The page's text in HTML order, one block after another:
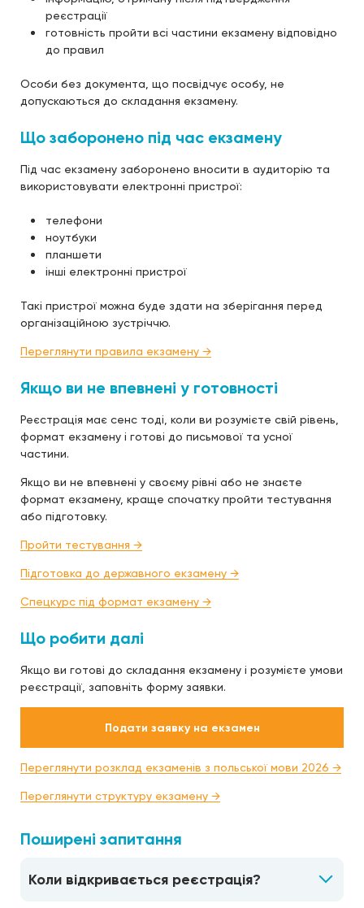
реєстрації
готовність пройти всі частини екзамену відповідно
до правил
Особи без документа, що посвідчує особу, не
допускаються до складання екзамену.
Що заборонено під час екзамену
Під час екзамену заборонено вносити в аудиторію та
використовувати електронні пристрої:
телефони
ноутбуки
планшети
інші електронні пристрої
Такі пристрої можна буде здати на зберігання перед
організаційною зустріччю.
Переглянути правила екзамену →
Якщо ви не впевнені у готовності
Реєстрація має сенс тоді, коли ви розумієте свій рівень,
формат екзамену і готові до письмової та усної
частини.
Якщо ви не впевнені у своєму рівні або не знаєте
формат екзамену, краще спочатку пройти тестування
або підготовку.
Пройти тестування →
Підготовка до державного екзамену →
Спецкурс під формат екзамену →
Що робити далі
Якщо ви готові до складання екзамену і розумієте умови
реєстрації, заповніть форму заявки.
Подати заявку на екзамен
Переглянути розклад екзаменів з польської мови 2026 →
Переглянути структуру екзамену →
Поширені запитання
Коли відкривається реєстрація?